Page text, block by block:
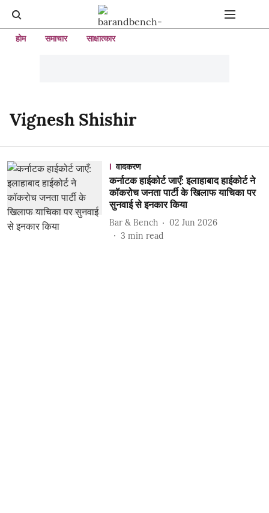
होम समाचार साक्षात्कार
Vignesh Shishir
वादकरण
कर्नाटक हाईकोर्ट जाएँ: इलाहाबाद हाईकोर्ट ने
कॉकरोच जनता पार्टी के खिलाफ याचिका पर
सुनवाई से इनकार किया
Bar & Bench
02 Jun 2026
3 min read